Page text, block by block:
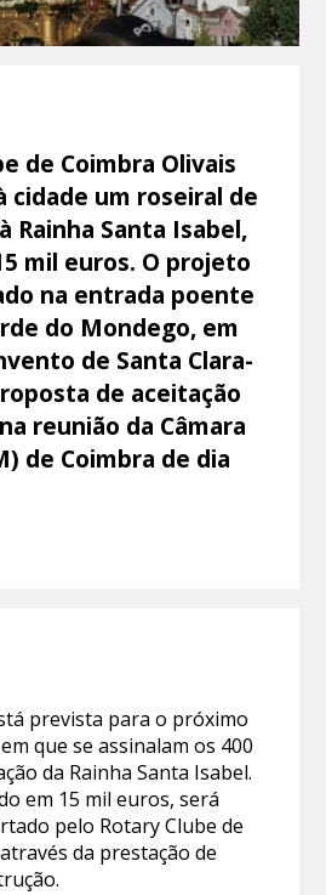
de Coimbra Olivais
cidade um roseiral de
Rainha Santa Isabel,
mil euros. O projeto
na entrada poente
do Mondego, em
de Santa Clara-
de aceitação
reunião da Câmara
de Coimbra de dia
prevista para o próximo
que se assinalam os 400
da Rainha Santa Isabel.
em 15 mil euros, será
pelo Rotary Clube de
da prestação de